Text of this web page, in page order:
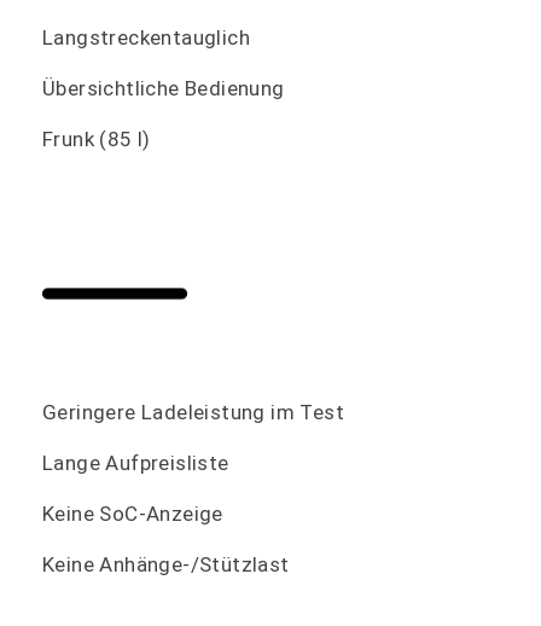
Langstreckentauglich
Übersichtliche Bedienung
Frunk (85 l)
Geringere Ladeleistung im Test
Lange Aufpreisliste
Keine SoC-Anzeige
Keine Anhänge-/Stützlast